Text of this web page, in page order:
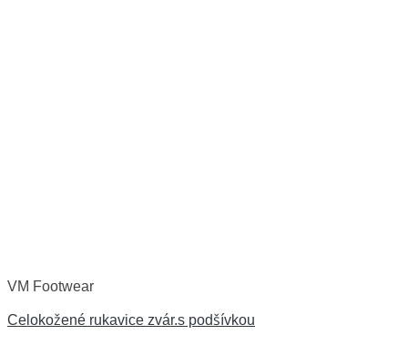
VM Footwear
Celokožené rukavice zvár.s podšívkou